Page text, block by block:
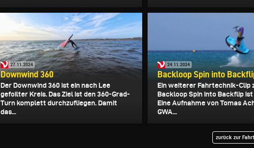
27.11.2024
Downwind 360
Der Downwind 360 ist ein nach Lee
gefoilter Kreis. Das Ziel ist den 360-Grad-
Turn komplett durchzufliegen. Damit
das...
24.11.2024
Backloop Spin into
Ein weiterer Fahrtechnik-Clip
Backloop Spin into Backflip ist
Eine Aufnahme von Tomas
GWA...
zurück zur